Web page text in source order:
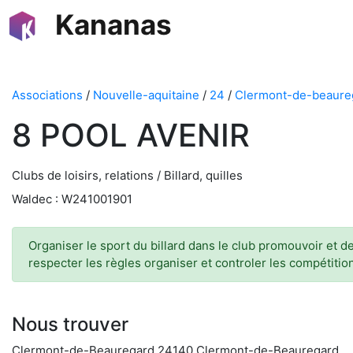
Kananas
Associations / Nouvelle-aquitaine / 24 / Clermont-de-
8 POOL AVENIR
Clubs de loisirs, relations / Billard, quilles
Waldec : W241001901
Organiser le sport du billard dans le club promouvoir et
respecter les règles organiser et controler les
Nous trouver